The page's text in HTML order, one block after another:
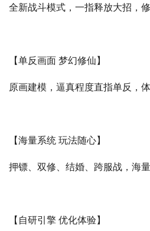
全新战斗模式，一指释放大招，
【单反画面 梦幻修仙】
原画建模，逼真程度直指单反，
【海量系统 玩法随心】
押镖、双修、结婚、跨服战，海
【自研引擎 优化体验】